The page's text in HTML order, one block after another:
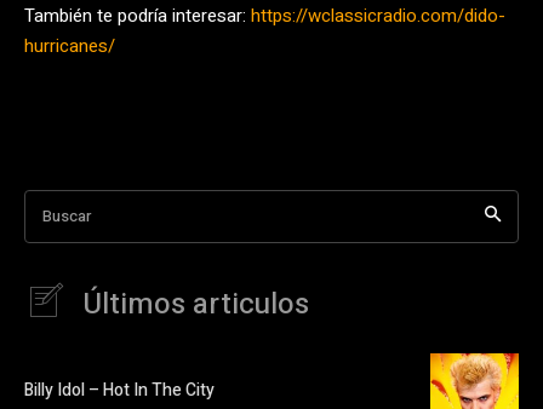
También te podría interesar: https://wclassicradio.com/dido-
hurricanes/
Buscar
Últimos articulos
Billy Idol – Hot In The City